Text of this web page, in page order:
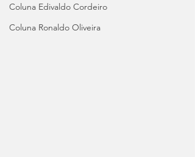
Coluna Edivaldo Cordeiro
Coluna Ronaldo Oliveira